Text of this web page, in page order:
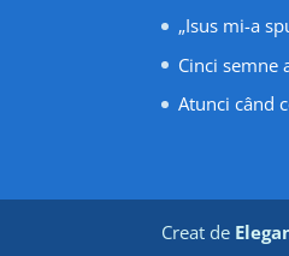
„Isus mi-a
Cinci semne
Atunci când
Creat de